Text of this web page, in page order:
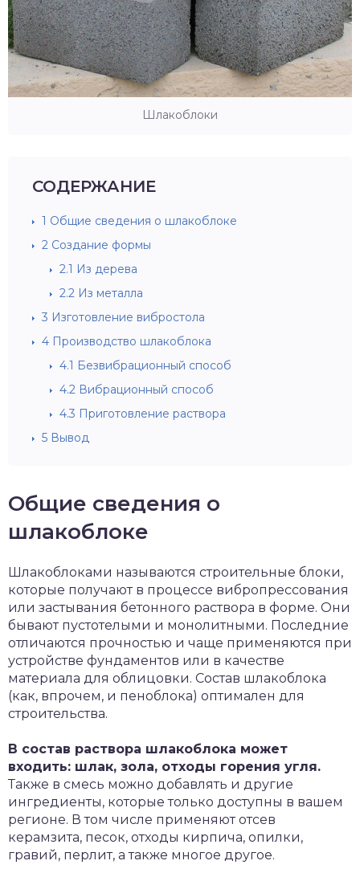
Шлакоблоки
СОДЕРЖАНИЕ
1 Общие сведения о шлакоблоке
2 Создание формы
2.1 Из дерева
2.2 Из металла
3 Изготовление вибростола
4 Производство шлакоблока
4.1 Безвибрационный способ
4.2 Вибрационный способ
4.3 Приготовление раствора
5 Вывод
Общие сведения о
шлакоблоке
Шлакоблоками называются строительные блоки,
которые получают в процессе вибропрессования
или застывания бетонного раствора в форме. Они
бывают пустотелыми и монолитными. Последние
отличаются прочностью и чаще применяются при
устройстве фундаментов или в качестве
материала для облицовки. Состав шлакоблока
(как, впрочем, и пеноблока) оптимален для
строительства.
В состав раствора шлакоблока может
входить: шлак, зола, отходы горения угля.
Также в смесь можно добавлять и другие
ингредиенты, которые только доступны в вашем
регионе. В том числе применяют отсев
керамзита, песок, отходы кирпича, опилки,
гравий, перлит, а также многое другое.